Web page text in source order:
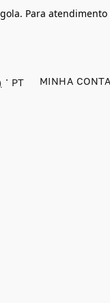
Para
PT MINHA CONTA